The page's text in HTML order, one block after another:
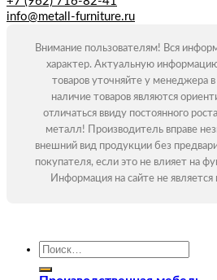
info@metall-furniture.ru
Внимание пользователям! Вся
характер. Актуальную
товаров уточняйте у менеджера
наличие товаров являются
отличаться ввиду постоянного
металл! Производитель вправе
внешний вид продукции без
покупателя, если это не влияет на
Информация на сайте не
Искать: